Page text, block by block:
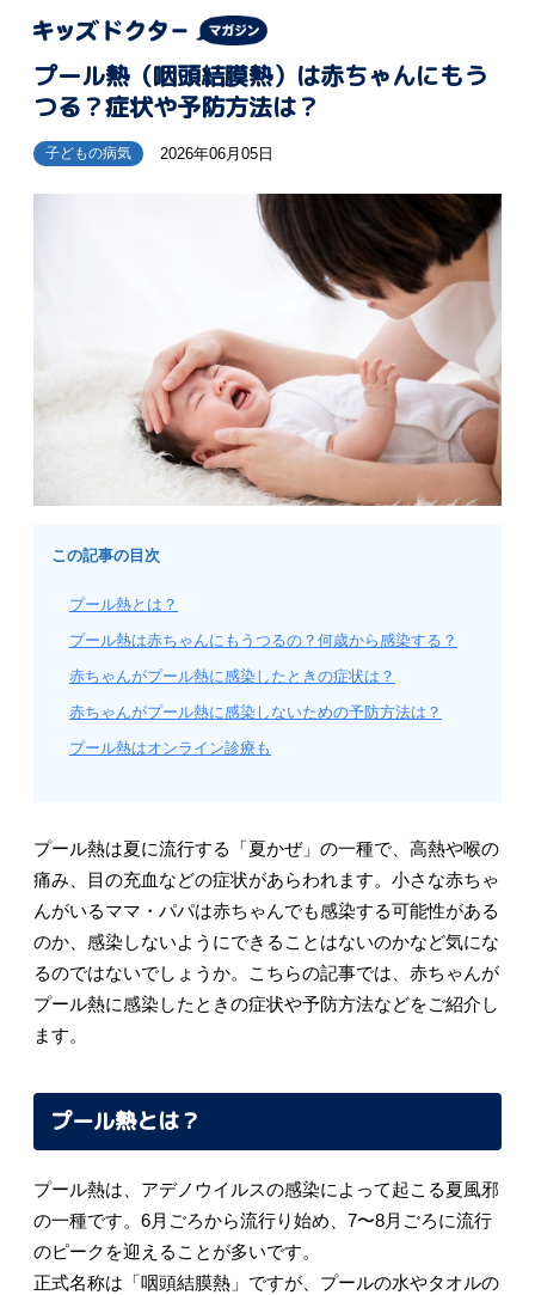
プール熱（咽頭結膜熱）は赤ちゃんにもう
つる？症状や予防方法は？
子どもの病気 2026年06月05日
この記事の目次
プール熱とは？
プール熱は赤ちゃんにもうつるの？何歳から感染する？
赤ちゃんがプール熱に感染したときの症状は？
赤ちゃんがプール熱に感染しないための予防方法は？
プール熱はオンライン診療も
プール熱は夏に流行する「夏かぜ」の一種で、高熱や喉の
痛み、目の充血などの症状があらわれます。小さな赤ちゃ
んがいるママ・パパは赤ちゃんでも感染する可能性がある
のか、感染しないようにできることはないのかなど気にな
るのではないでしょうか。こちらの記事では、赤ちゃんが
プール熱に感染したときの症状や予防方法などをご紹介し
ます。
プール熱とは？
プール熱は、アデノウイルスの感染によって起こる夏風邪
の一種です。6月ごろから流行り始め、7〜8月ごろに流行
のピークを迎えることが多いです。
正式名称は「咽頭結膜熱」ですが、プールの水やタオルの